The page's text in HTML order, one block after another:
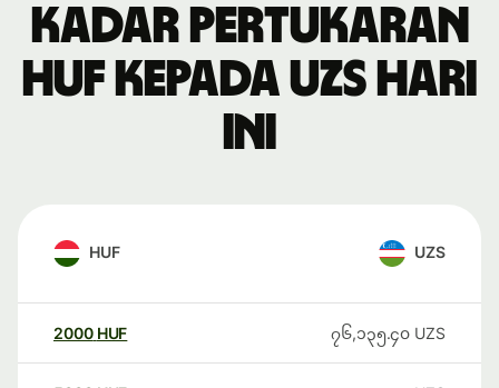
Kadar pertukaran
HUF kepada UZS hari
ini
HUF UZS
2000 HUF ၇၆,၁၃၅.၄၀ UZS